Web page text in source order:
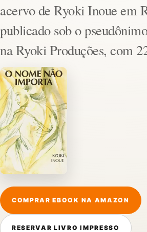
acervo de Ryoki Inoue em
publicado sob o
na Ryoki Produções, com
COMPRAR EBOOK NA AMAZON
RESERVAR LIVRO IMPRESSO